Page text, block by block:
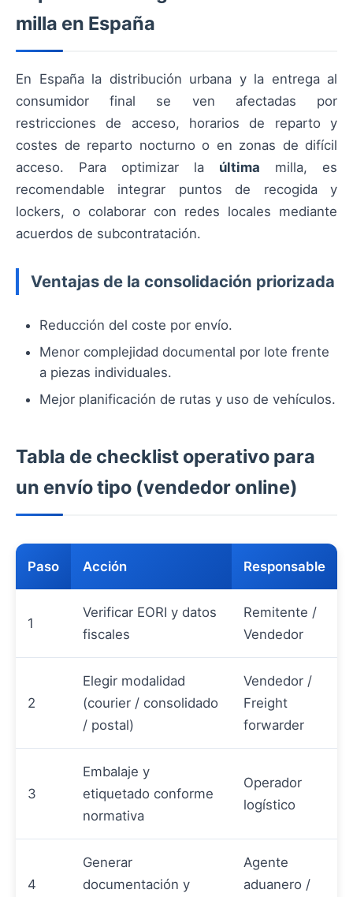
milla en España
En España la distribución urbana y la entrega al
consumidor final se ven afectadas por
restricciones de acceso, horarios de reparto y
costes de reparto nocturno o en zonas de difícil
acceso. Para optimizar la última milla, es
recomendable integrar puntos de recogida y
lockers, o colaborar con redes locales mediante
acuerdos de subcontratación.
Ventajas de la consolidación priorizada
Reducción del coste por envío.
Menor complejidad documental por lote frente
a piezas individuales.
Mejor planificación de rutas y uso de vehículos.
Tabla de checklist operativo para
un envío tipo (vendedor online)
Paso Acción Responsable
1
Verificar EORI y datos
fiscales
Remitente /
Vendedor
2
Elegir modalidad
(courier / consolidado
/ postal)
Vendedor /
Freight
forwarder
3
Embalaje y
etiquetado conforme
normativa
Operador
logístico
4
Generar
documentación y
Agente
aduanero /